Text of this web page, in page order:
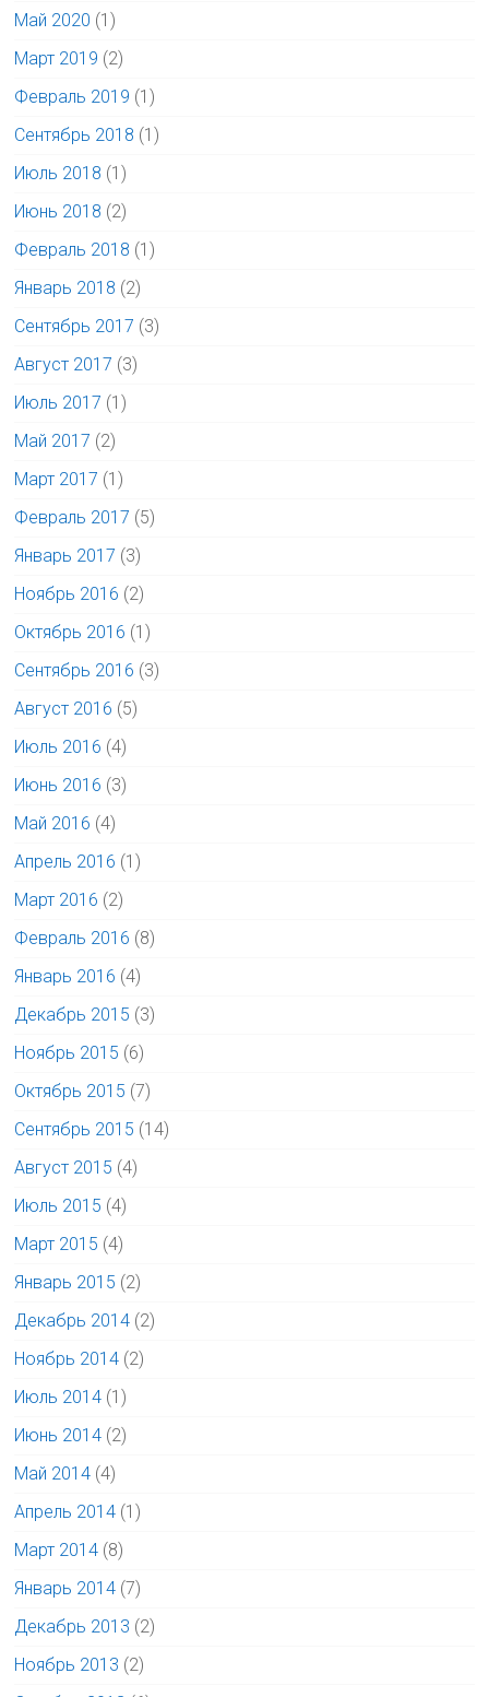
Май 2020 (1)
Март 2019 (2)
Февраль 2019 (1)
Сентябрь 2018 (1)
Июль 2018 (1)
Июнь 2018 (2)
Февраль 2018 (1)
Январь 2018 (2)
Сентябрь 2017 (3)
Август 2017 (3)
Июль 2017 (1)
Май 2017 (2)
Март 2017 (1)
Февраль 2017 (5)
Январь 2017 (3)
Ноябрь 2016 (2)
Октябрь 2016 (1)
Сентябрь 2016 (3)
Август 2016 (5)
Июль 2016 (4)
Июнь 2016 (3)
Май 2016 (4)
Апрель 2016 (1)
Март 2016 (2)
Февраль 2016 (8)
Январь 2016 (4)
Декабрь 2015 (3)
Ноябрь 2015 (6)
Октябрь 2015 (7)
Сентябрь 2015 (14)
Август 2015 (4)
Июль 2015 (4)
Март 2015 (4)
Январь 2015 (2)
Декабрь 2014 (2)
Ноябрь 2014 (2)
Июль 2014 (1)
Июнь 2014 (2)
Май 2014 (4)
Апрель 2014 (1)
Март 2014 (8)
Январь 2014 (7)
Декабрь 2013 (2)
Ноябрь 2013 (2)